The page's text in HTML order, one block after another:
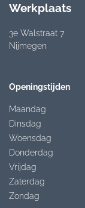
Werkplaats
3e Walstraat 7
Nijmegen
Openingstijden
Maandag
Dinsdag
Woensdag
Donderdag
Vrijdag
Zaterdag
Zondag